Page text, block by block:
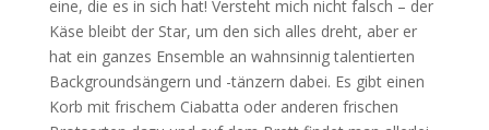
eine, die es in sich hat! Versteht mich nicht falsch – der
Käse bleibt der Star, um den sich alles dreht, aber er
hat ein ganzes Ensemble an wahnsinnig talentierten
Backgroundsängern und -tänzern dabei. Es gibt einen
Korb mit frischem Ciabatta oder anderen frischen